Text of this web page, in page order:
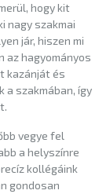
hogy kit
nagy szakmai
jár, hiszen mi
az hagyományos
kazánját és
a szakmában, így
vegye fel
a helyszínre
kollégáink
gondosan